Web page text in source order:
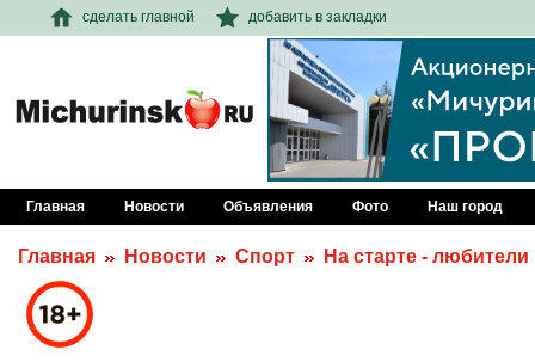
сделать главной добавить в закладки
Главная Новости Объявления Фото Наш город
Главная Новости Спорт На старте -